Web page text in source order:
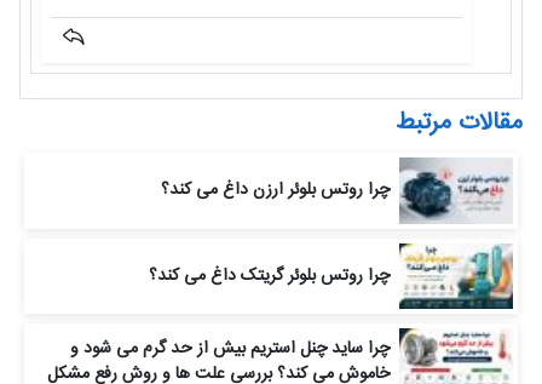
مقالات مرتبط
چرا روتس بلوئر ارزن داغ می‌ کند؟
چرا روتس بلوئر گریتک داغ می‌ کند؟
چرا ساید چنل استریم بیش از حد گرم می‌ شود و
خاموش می‌ کند؟ بررسی علت‌ ها و روش رفع مشکل